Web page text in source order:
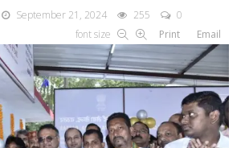
September 21, 2024 255
0
font size
Print Email